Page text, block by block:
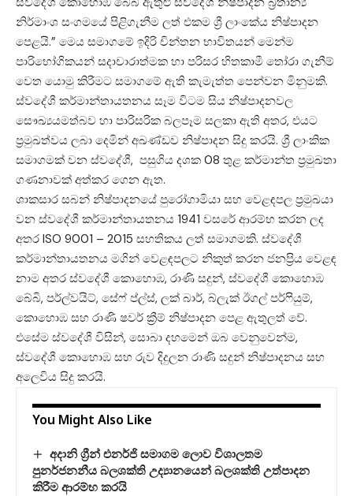
නිර්මාංශ සංගමයේ පිළිගැනීම ලත් එකම ශ්‍රී ලාංකේය නිෂ්පාදන
පෙළයි.” මෙය සමාගමේ ඉදිරි චින්තන භාවිතයන් මෙන්ම
පාරිභෝගිකයන් සදාචාරාත්මක හා පරිසර හිතකාමී තෝරා ගැනීම්
වෙත යොමු කිරීමට සමාගමේ ඇති කැමැත්ත පෙන්වන මිනුමකි.
ස්වදේශී කර්මාන්තායතනය සෑම විටම සිය නිෂ්පාදනවල
සෞඛ්‍යයමත්බව හා පාරිසරික බලපෑම සලකා ඇති අතර, එයට
ප්‍රමුඛත්වය ලබා දෙමින් අඛණ්ඩව නිෂ්පාදන සිදු කරයි. ශ්‍රී ලාංකික
සමාගමක් වන ස්වදේශී, පසුගිය දශක 08 තුළ කර්මාන්ත ප්‍රමුඛතා
ගණනාවක් අත්කර ගෙන ඇත.
ශාකසාර සබන් නිෂ්පාදනයේ පුරෝගාමියා සහ වෙළඳපල ප්‍රමුඛයා
වන ස්වදේශී කර්මාන්තායතනය 1941 වසරේ ආරම්භ කරන ලද
අතර ISO 9001 – 2015 සහතිකය ලත් සමාගමකි. ස්වදේශී
කර්මාන්තායතනය මගින් වෙළඳපලට නිකුත් කරන ජනප්‍රිය වෙළඳ
නාම අතර ස්වදේශී කොහොඹ, රාණි සදුන්, ස්වදේශී කොහොඹ
බේබි, පර්ල්වයිට්, සේෆ් ප්ල්ස්, ලක් බාර්, බ්ලැක් ඊගල් පර්ෆියුම්,
කොහොඹ සහ රාණි ෂවර් ක්‍රීම් නිෂ්පාදන පෙළ ඇතුලත් වේ.
එසේම ස්වදේශී විසින්, සොබා දහමෙන් ඔබ වෙනුවෙන්ම,
ස්වදේශී කොහොඹ සහ රුව දිදුලන රාණි සදුන් නිෂ්පාදනය සහ
අලෙවිය සිදු කරයි.
You Might Also Like
අදානි ග්‍රීන් එනර්ජි සමාගම ලොව විශාලතම
පුනර්ජනනීය බලශක්ති උද්‍යානයෙන් බලශක්ති උත්පාදන
කිරීම ආරම්භ කරයි